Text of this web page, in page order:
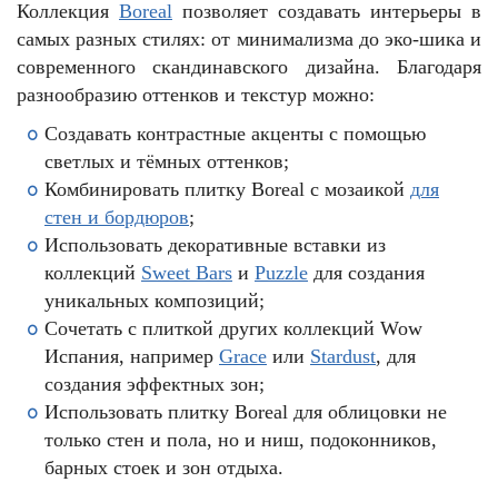
Коллекция Boreal позволяет создавать интерьеры в
самых разных стилях: от минимализма до эко-шика и
современного скандинавского дизайна. Благодаря
разнообразию оттенков и текстур можно:
Создавать контрастные акценты с помощью
светлых и тёмных оттенков;
Комбинировать плитку Boreal с мозаикой для
стен и бордюров;
Использовать декоративные вставки из
коллекций Sweet Bars и Puzzle для создания
уникальных композиций;
Сочетать с плиткой других коллекций Wow
Испания, например Grace или Stardust, для
создания эффектных зон;
Использовать плитку Boreal для облицовки не
только стен и пола, но и ниш, подоконников,
барных стоек и зон отдыха.